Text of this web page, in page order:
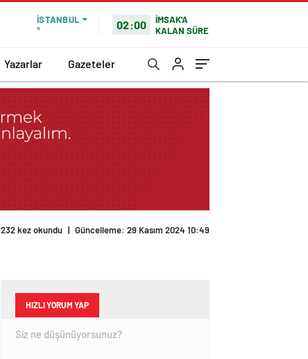
İSTANBUL
°
02:00
İMSAK'A
KALAN SÜRE
Yazarlar Gazeteler
232 kez okundu | Güncelleme: 29 Kasım 2024 10:49
HIZLI YORUM YAP